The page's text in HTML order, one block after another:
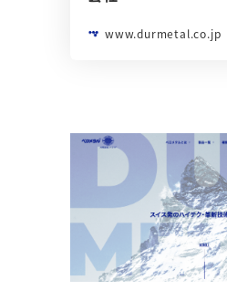
www.durmetal.co.jp